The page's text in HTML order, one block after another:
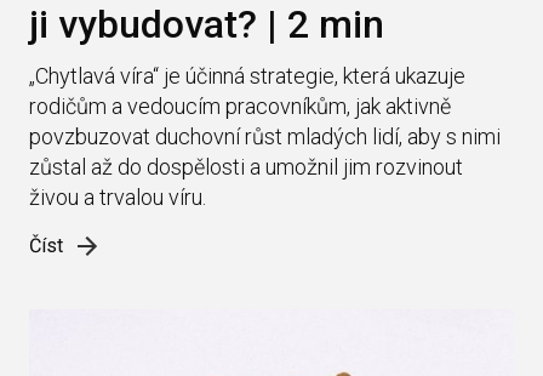
ji vybudovat? | 2 min
„Chytlavá víra“ je účinná strategie, která ukazuje
rodičům a vedoucím pracovníkům, jak aktivně
povzbuzovat duchovní růst mladých lidí, aby s nimi
zůstal až do dospělosti a umožnil jim rozvinout
živou a trvalou víru.
Číst